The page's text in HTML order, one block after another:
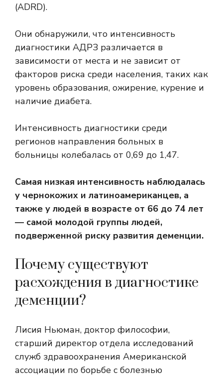
(ADRD).
Они обнаружили, что интенсивность
диагностики АДРЗ различается в
зависимости от места и не зависит от
факторов риска среди населения, таких как
уровень образования, ожирение, курение и
наличие диабета.
Интенсивность диагностики среди
регионов направления больных в
больницы колебалась от 0,69 до 1,47.
Самая низкая интенсивность наблюдалась
у чернокожих и латиноамериканцев, а
также у людей в возрасте от 66 до 74 лет
— самой молодой группы людей,
подверженной риску развития деменции.
Почему существуют
расхождения в диагностике
деменции?
Лисия Ньюман, доктор философии,
старший директор отдела исследований
служб здравоохранения Американской
ассоциации по борьбе с болезнью